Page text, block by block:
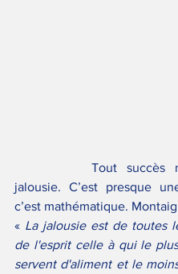
jalousie. C’est presque
c’est mathématique.
« La jalousie est de toutes
de l'esprit celle à qui le
servent d'aliment et le